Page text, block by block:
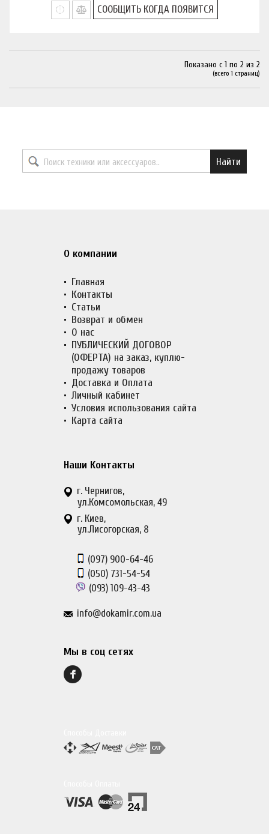
СООБЩИТЬ КОГДА ПОЯВИТСЯ
Показано с 1 по 2 из 2
(всего 1 страниц)
Найти
О компании
Главная
Контакты
Статьи
Возврат и обмен
О нас
ПУБЛИЧЕСКИЙ ДОГОВОР
(ОФЕРТА) на заказ, куплю-
продажу товаров
Доставка и Оплата
Личный кабинет
Условия использования сайта
Карта сайта
Наши Контакты
г. Чернигов,
ул.Комсомольская, 49
г. Киев,
ул.Лисогорская, 8
(097) 900-64-46
(050) 731-54-54
(093) 109-43-43
info@dokamir.com.ua
Мы в соц сетях